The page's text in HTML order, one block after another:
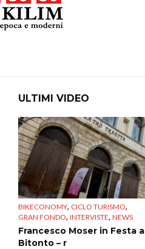
ULTIMI VIDEO
BIKECONOMY, CICLO TURISMO,
GRAN FONDO, INTERVISTE, NEWS
Francesco Moser in Festa a
Bitonto – r